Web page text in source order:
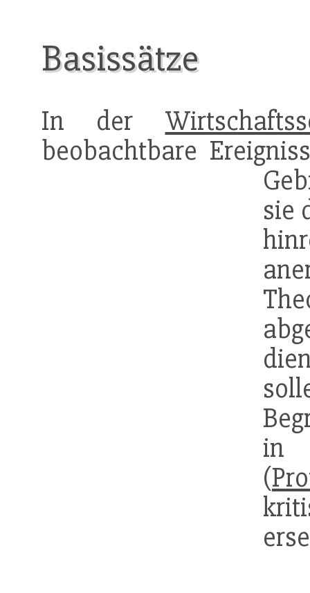
Basissätze
In der
beobachtbare
sie
in
(